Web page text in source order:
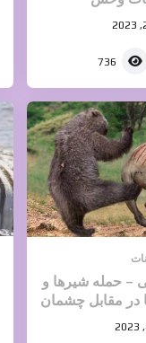
736
– حمله شیرها و
در مقابل چشمان